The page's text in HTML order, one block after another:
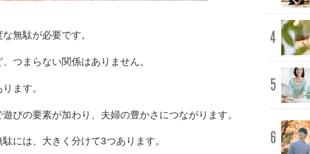
無駄が必要です。
つまらない関係はありません。
ます。
びの要素が加わり、夫婦の豊かさにつながります。
には、大きく分けて3つあります。
4
5
6